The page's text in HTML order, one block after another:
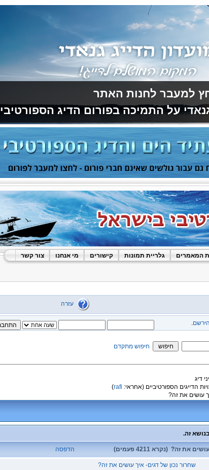
למעבר לחנות האתר
על התמיכה בפורום הדיג הספורטיבי
המאמרים גלריית תמונות קישורים מי אנחנו צור קשר
עזרה
הירשם.
חיפוש מתקדם
דיג
הדייגים הספורטיביים (אחראי: rafi
)
עושים את זה?
זה? (נקרא 4211 פעמים) הדפסה
שחרור נכון של דגים- איך עושים את זה?